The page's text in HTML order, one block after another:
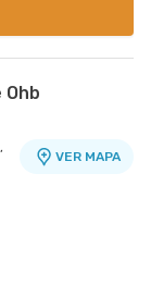
VER MAPA